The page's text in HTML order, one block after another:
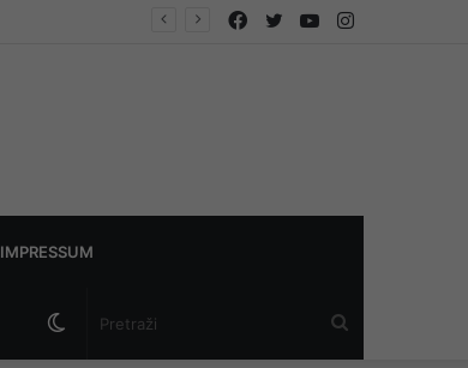
YouTube
Twitter
Facebook
IMPRESSUM
Switch